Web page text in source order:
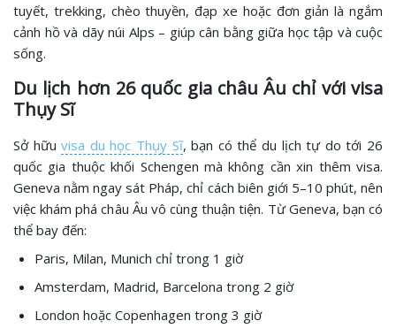
tuyết, trekking, chèo thuyền, đạp xe hoặc đơn giản là ngắm
cảnh hồ và dãy núi Alps – giúp cân bằng giữa học tập và cuộc
sống.
Du lịch hơn 26 quốc gia châu Âu chỉ với visa
Thụy Sĩ
Sở hữuvisa du học Thụy Sĩ, bạn có thể du lịch tự do tới 26
quốc gia thuộc khối Schengen mà không cần xin thêm visa.
Geneva nằm ngay sát Pháp, chỉ cách biên giới 5–10 phút, nên
việc khám phá châu Âu vô cùng thuận tiện. Từ Geneva, bạn có
thể bay đến:
Paris, Milan, Munich chỉ trong 1 giờ
Amsterdam, Madrid, Barcelona trong 2 giờ
London hoặc Copenhagen trong 3 giờ